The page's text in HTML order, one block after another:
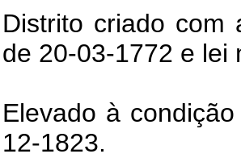
Distrito criado com
de 20-03-1772 e lei
Elevado à
12-1823.